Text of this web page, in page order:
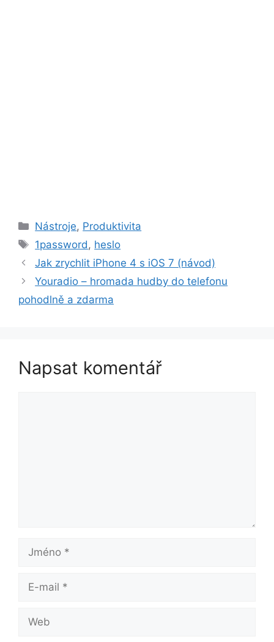
Rubriky
Nástroje, Produktivita
Štítky
1password, heslo
Jak zrychlit iPhone 4 s iOS 7 (návod)
Youradio – hromada hudby do telefonu
pohodlně a zdarma
Napsat komentář
Jméno
Web